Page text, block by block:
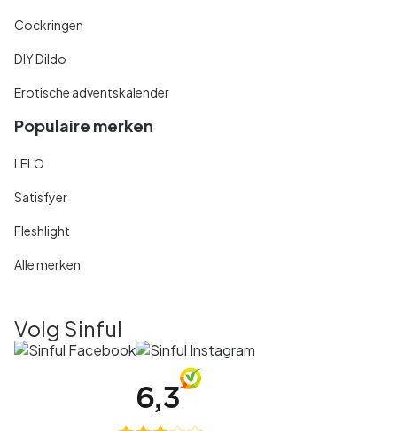
Cockringen
DIY Dildo
Erotische adventskalender
Populaire merken
LELO
Satisfyer
Fleshlight
Alle merken
Volg Sinful